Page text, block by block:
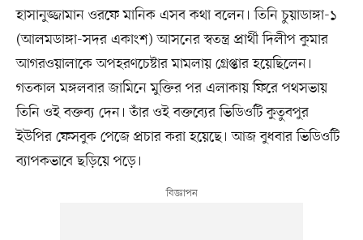
হাসানুজ্জামান ওরফে মানিক এসব কথা বলেন। তিনি চুয়াডাঙ্গা-১
(আলমডাঙ্গা-সদর একাংশ) আসনের স্বতন্ত্র প্রার্থী দিলীপ কুমার
আগরওয়ালাকে অপহরণচেষ্টার মামলায় গ্রেপ্তার হয়েছিলেন।
গতকাল মঙ্গলবার জামিনে মুক্তির পর এলাকায় ফিরে পথসভায়
তিনি ওই বক্তব্য দেন। তাঁর ওই বক্তব্যের ভিডিওটি কুতুবপুর
ইউপির ফেসবুক পেজে প্রচার করা হয়েছে। আজ বুধবার ভিডিওটি
ব্যাপকভাবে ছড়িয়ে পড়ে।